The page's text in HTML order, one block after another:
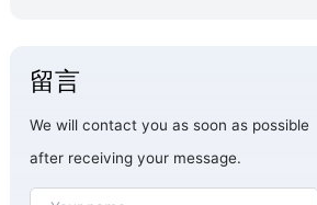
留言
We will contact you as soon as possible
after receiving your message.